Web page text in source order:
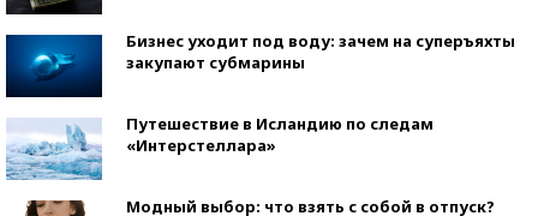
Бизнес уходит под воду: зачем на суперъяхты
закупают субмарины
Путешествие в Исландию по следам
«Интерстеллара»
Модный выбор: что взять с собой в отпуск?